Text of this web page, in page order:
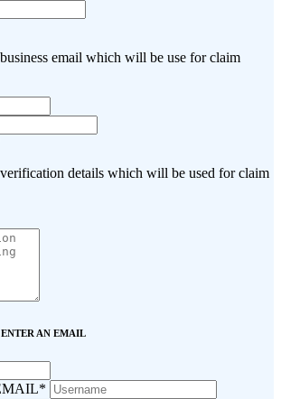
email which will be use for claim
details which will be used for claim
AN EMAIL
*